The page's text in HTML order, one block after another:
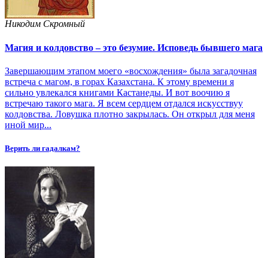
Никодим Скромный
Магия и колдовство – это безумие. Исповедь бывшего мага
Завершающим этапом моего «восхождения» была загадочная
встреча с магом, в горах Казахстана. К этому времени я
сильно увлекался книгами Кастанеды. И вот воочию я
встречаю такого мага. Я всем сердцем отдался искусствуу
колдовства. Ловушка плотно закрылась. Он открыл для меня
иной мир...
Верить ли гадалкам?